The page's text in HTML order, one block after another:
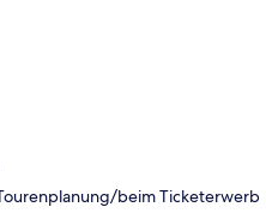
beim Ticketerwerb